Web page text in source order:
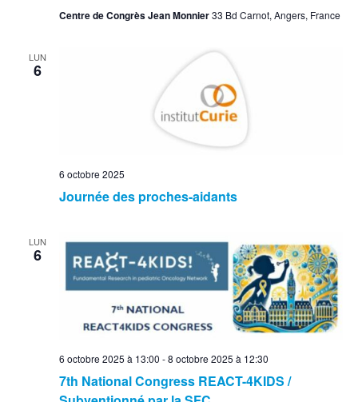
Centre de Congrès Jean Monnier33 Bd Carnot, Angers, France
LUN
6
Journée des proches-aidants
6 octobre 2025
LUN
6
7th National Congress REACT-4KIDS /
6 octobre 2025 à 13:00 -8 octobre 2025 à 12:30